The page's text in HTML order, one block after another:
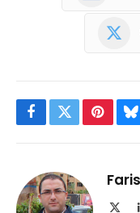
Facebook
Twitter